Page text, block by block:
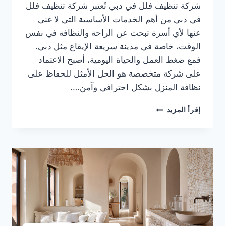
شركة تنظيف فلل في دبي تُعتبر شركة تنظيف فلل
في دبي من أهم الخدمات الأساسية التي لا غنى
عنها لأي أسرة تبحث عن الراحة والنظافة في نفس
الوقت، خاصة في مدينة سريعة الإيقاع مثل دبي.
فمع ضغط العمل والحياة اليومية، أصبح الاعتماد
على شركة متخصصة هو الحل الأمثل للحفاظ على
نظافة المنزل بشكل احترافي وآمن….
إقرأ المزيد شركة
دبي
0553690604